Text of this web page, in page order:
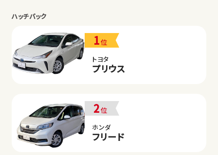
ハッチバック
1位
トヨタ
プリウス
2位
ホンダ
フリード